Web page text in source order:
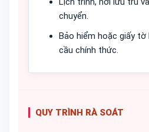
chuyển.
Bảo hiểm hoặc giấy
cầu chính thức.
QUY TRÌNH RÀ SOÁT